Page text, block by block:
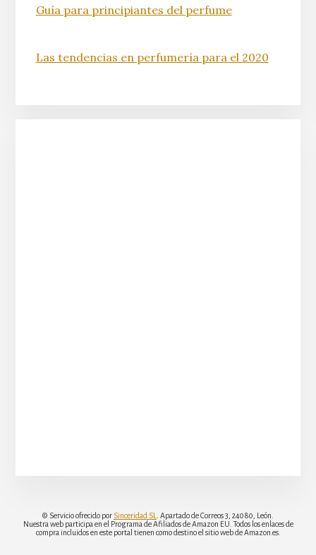
Guía para principiantes del perfume
Las tendencias en perfumería para el 2020
© Servicio ofrecido por Sinceridad SL
. Apartado de Correos 3, 24080, León.
Nuestra web participa en el Programa de Afiliados de Amazon EU. Todos los enlaces de
compra incluidos en este portal tienen como destino el sitio web de Amazon.es.